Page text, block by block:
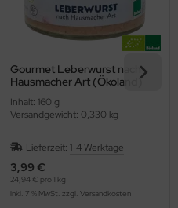
Gourmet Leberwurst nach
Hausmacher Art (Ökoland)
Inhalt: 160 g
Versandgewicht: 0,330 kg
Lieferzeit: 1-4 Werktage
3,99 €
24,94 € pro 1 kg
inkl. 7 % MwSt. zzgl. Versandkosten